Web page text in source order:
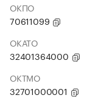
ОКПО
70611099
ОКАТО
32401364000
ОКТМО
32701000001